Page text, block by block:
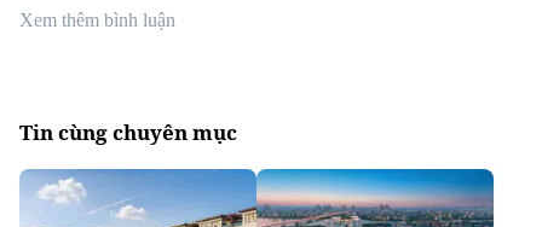
Xem thêm bình luận
Tin cùng chuyên mục